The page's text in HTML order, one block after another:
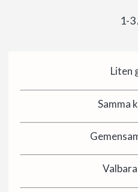
1-3
Liten
Samma